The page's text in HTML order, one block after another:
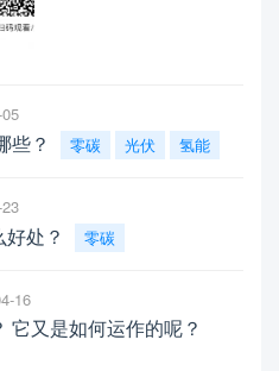
些？ 零碳 光伏 氢能
处？ 零碳
16
它又是如何运作的呢？